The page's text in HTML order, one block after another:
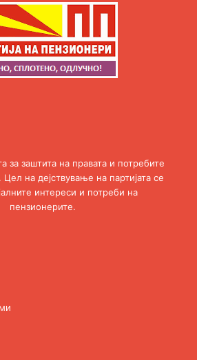
за заштита на правата и потребите
на дејствување на партијата се
интереси и потреби на
пензионерите.